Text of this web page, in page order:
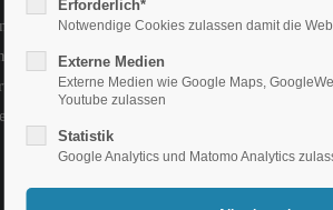
können. Die Wagen werden in
angepasst. Zur Lagerung
Zum gleichmässigen
und bequeme Handhabung.
Erforderlich*
Notwendige Cookies zulassen damit die
Externe Medien
Externe Medien wie Google Maps,
Youtube zulassen
Statistik
Google Analytics und Matomo Analytics